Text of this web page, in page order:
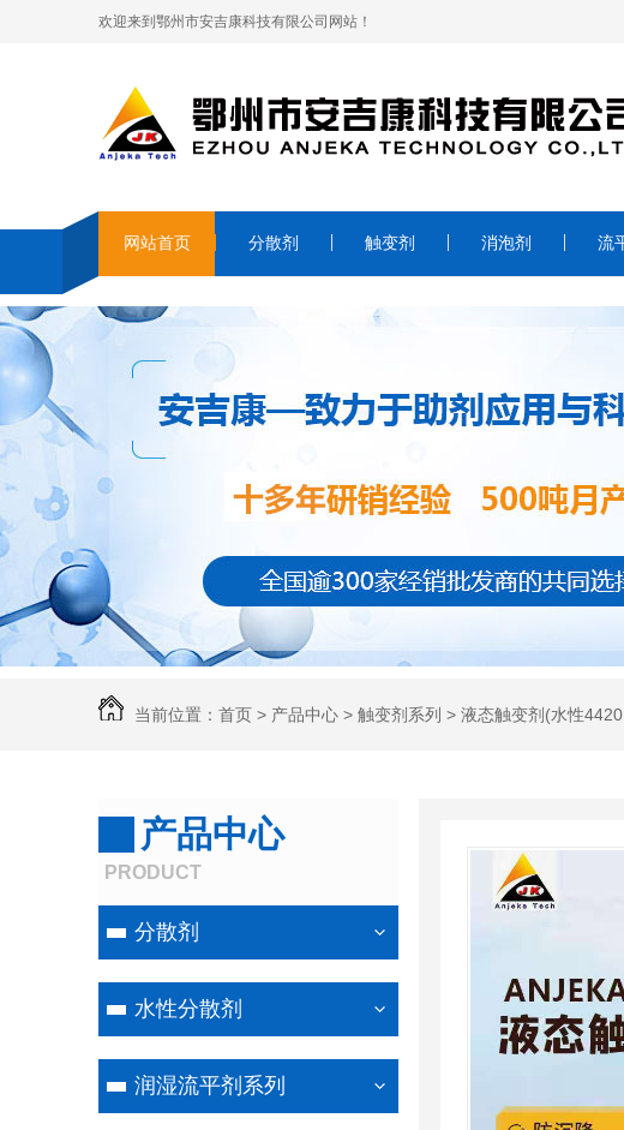
欢迎来到鄂州市安吉康科技有限公司网站！
网站首页 分散剂 触变剂 消泡剂 流
当前位置： 首页 > 产品中心 > 触变剂系列 > 液态触变剂(水性4420
产品中心
PRODUCT
分散剂
水性分散剂
润湿流平剂系列